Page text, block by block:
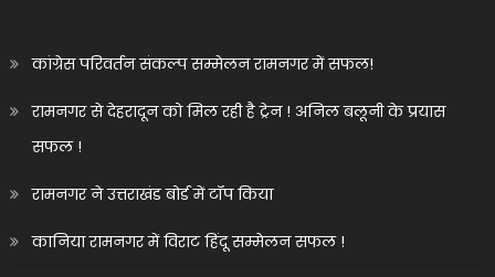
कांग्रेस परिवर्तन संकल्प सम्मेलन रामनगर में सफल!
रामनगर से देहरादून को मिल रही है ट्रेन ! अनिल बलूनी के प्रयास
सफल !
रामनगर ने उत्तराखंड बोर्ड में टॉप किया
कानिया रामनगर में विराट हिंदू सम्मेलन सफल !